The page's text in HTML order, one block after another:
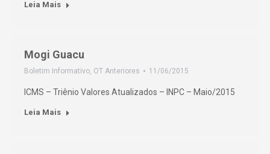
Leia Mais
Mogi Guacu
Boletim Informativo, OT Anteriores 11/06/2015
ICMS – Triênio Valores Atualizados – INPC – Maio/2015
Leia Mais